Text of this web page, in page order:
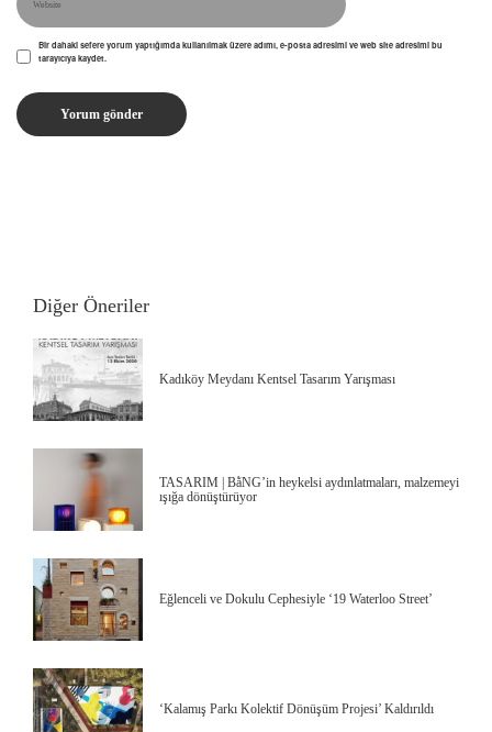
Bir dahaki sefere yorum yaptığımda kullanılmak üzere adımı, e-posta adresimi ve web site adresimi bu
tarayıcıya kaydet.
Diğer Öneriler
Kadıköy Meydanı Kentsel Tasarım Yarışması
TASARIM | BằNG’in heykelsi aydınlatmaları, malzemeyi
ışığa dönüştürüyor
Eğlenceli ve Dokulu Cephesiyle ‘19 Waterloo Street’
‘Kalamış Parkı Kolektif Dönüşüm Projesi’ Kaldırıldı